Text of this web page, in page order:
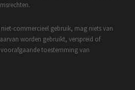
commercieel gebruik, mag niets van
worden gebruikt, verspreid of
toestemming van